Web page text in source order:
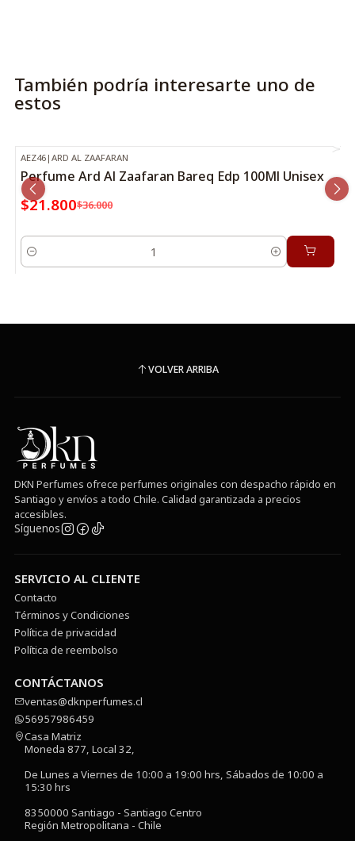
También podría interesarte uno de
estos
-39% OFF
AEZ46 |ARD AL ZAAFARAN
Perfume Ard Al Zaafaran Bareq Edp 100Ml Unisex
$21.800$36.000
Cantidad
VOLVER ARRIBA
DKN Perfumes ofrece perfumes originales con despacho rápido en
Santiago y envíos a todo Chile. Calidad garantizada a precios
accesibles.
Síguenos
SERVICIO AL CLIENTE
Contacto
Términos y Condiciones
Política de privacidad
Política de reembolso
CONTÁCTANOS
ventas@dknperfumes.cl
56957986459
Casa Matriz
Moneda 877, Local 32,
De Lunes a Viernes de 10:00 a 19:00 hrs, Sábados de 10:00 a
15:30 hrs
8350000 Santiago - Santiago Centro
Región Metropolitana - Chile